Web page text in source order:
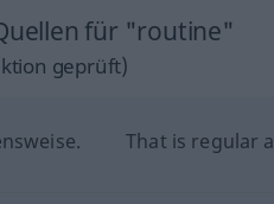
für "routine"
geprüft)
That is regular